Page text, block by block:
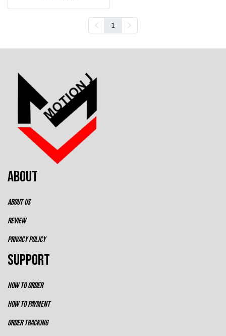
1
ABOUT
ABOUT US
REVIEW
PRIVACY POLICY
SUPPORT
HOW TO ORDER
HOW TO PAYMENT
ORDER TRACKING